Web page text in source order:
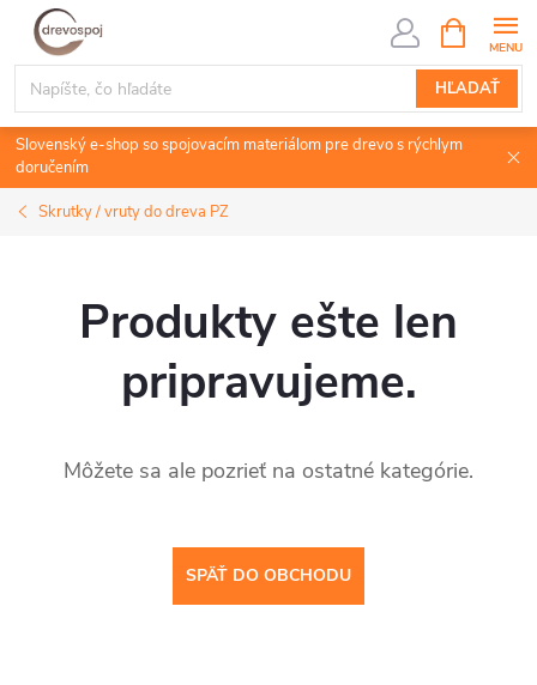
Prejsť
obsah
HĽADAŤ
KOŠÍK
Slovenský e-shop so spojovacím materiálom pre drevo s rýchlym
doručením
Skrutky / vruty do dreva PZ
Produkty ešte len
pripravujeme.
Môžete sa ale pozrieť na ostatné kategórie.
SPÄŤ DO OBCHODU